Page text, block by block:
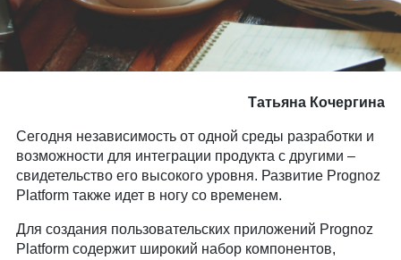
Татьяна Кочергина
Сегодня независимость от одной среды разработки и
возможности для интеграции продукта с другими –
свидетельство его высокого уровня. Развитие Prognoz
Platform также идет в ногу со временем.
Для создания пользовательских приложений Prognoz
Platform содержит широкий набор компонентов,